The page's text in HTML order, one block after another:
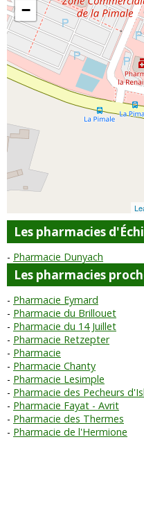
−
Les pharmacies
Pharmacie Dunyach
Les pharmacies
Pharmacie Eymard
Pharmacie du Brillouet
Pharmacie du 14 Juillet
Pharmacie Retzepter
Pharmacie
Pharmacie Chanty
Pharmacie Lesimple
Pharmacie des Pecheurs
Pharmacie Fayat - Avrit
Pharmacie des Thermes
Pharmacie de l'Hermione